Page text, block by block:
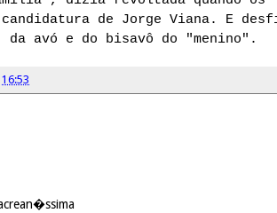
candidatura de Jorge Viana. E
avó e do bisavô do "menino".
16:53